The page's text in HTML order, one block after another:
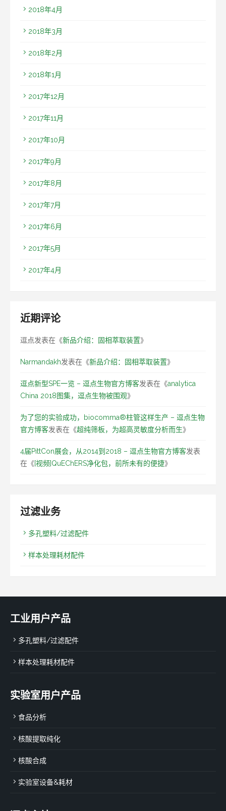
2018年4月
2018年3月
2018年2月
2018年1月
2017年12月
2017年11月
2017年10月
2017年9月
2017年8月
2017年7月
2017年6月
2017年5月
2017年4月
近期评论
逗点发表在《新品介绍：固相萃取装置》
Narmandakh发表在《新品介绍：固相萃取装置》
逗点新型SPE一览 – 逗点生物官方博客发表在《analytica
China 2018图集，逗点生物被围观》
为了您的实验成功，biocomma®柱管这样生产 – 逗点生物
官方博客发表在《超纯筛板，为超高灵敏度分析而生》
4届PittCon展会，从2014到2018 – 逗点生物官方博客发表
在《[视频]QuEChERS净化包，前所未有的便捷》
过滤业务
多孔塑料/过滤配件
样本处理耗材配件
工业用户产品
多孔塑料/过滤配件
样本处理耗材配件
实验室用户产品
食品分析
核酸提取纯化
核酸合成
实验室设备&耗材